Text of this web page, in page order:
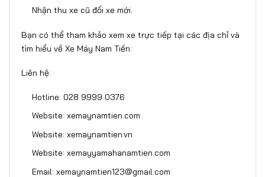
Nhận thu xe cũ đổi xe mới.
Bạn có thể tham khảo xem xe trực tiếp tại các địa chỉ và
tìm hiểu về Xe Máy Nam Tiến:
Liên hệ:
Hotline: 028 9999 0376
Website: xemaynamtien.com
Website: xemaynamtien.vn
Website: xemayyamahanamtien.com
Email: xemaynamtien123@gmail.com